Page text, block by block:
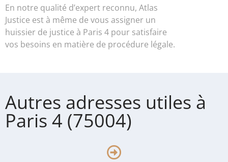
En notre qualité d’expert reconnu, Atlas
Justice est à même de vous assigner un
huissier de justice à Paris 4 pour satisfaire
vos besoins en matière de procédure légale.
Autres adresses utiles à
Paris 4 (75004)